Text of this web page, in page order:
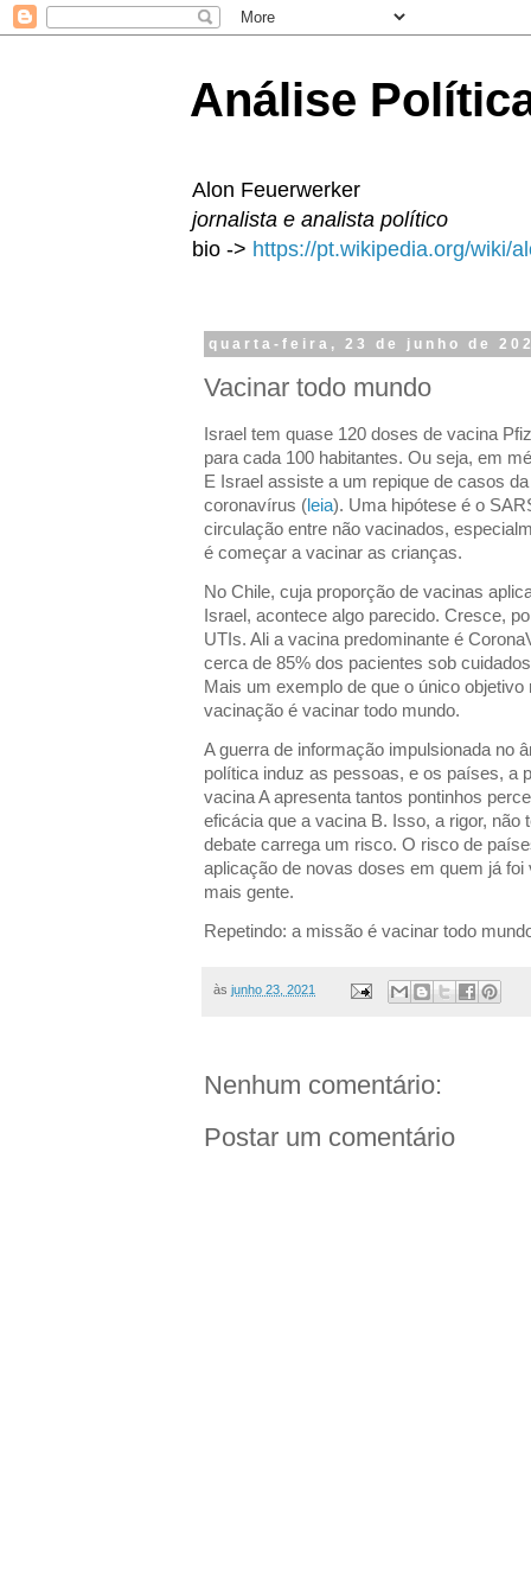
Análise
Alon Feuerwerker
jornalista e analista político
bio -> https://pt.wikipedia.org/wiki/
quarta-feira, 23 de junho de
Vacinar todo mundo
Israel tem quase 120 doses de vacina
para cada 100 habitantes. Ou seja, em
E Israel assiste a um repique de casos
coronavírus (leia). Uma hipótese é o
circulação entre não vacinados,
é começar a vacinar as crianças.
No Chile, cuja proporção de vacinas
Israel, acontece algo parecido. Cresce,
UTIs. Ali a vacina predominante é
cerca de 85% dos pacientes sob
Mais um exemplo de que o único
vacinação é vacinar todo mundo.
A guerra de informação impulsionada no
política induz as pessoas, e os países, a
vacina A apresenta tantos pontinhos
eficácia que a vacina B. Isso, a rigor, não
debate carrega um risco. O risco de
aplicação de novas doses em quem já
mais gente.
Repetindo: a missão é vacinar todo
às junho 23, 2021
Nenhum comentário:
Postar um comentário